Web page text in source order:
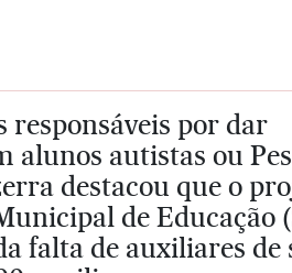
responsáveis por dar
alunos autistas ou
destacou que o
de Educação
falta de auxiliares de